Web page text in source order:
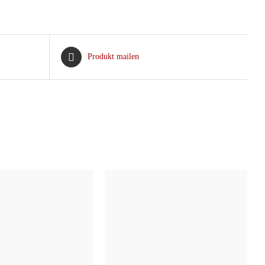
Produkt mailen